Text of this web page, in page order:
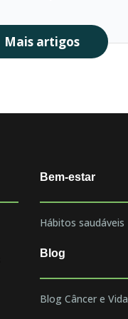
Mais artigos
Bem-estar
Hábitos saudáveis
Blog
Blog Câncer e Vida